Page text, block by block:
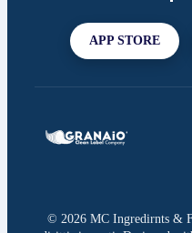
APP STORE
© 2026MC Ingredirnts &